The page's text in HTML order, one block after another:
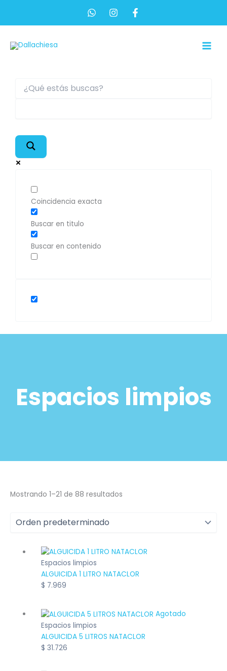
contenido
Coincidencia exacta
Buscar en titulo
Buscar en contenido
Espacios limpios
Mostrando 1–21 de 88 resultados
Espacios limpios
ALGUICIDA 1 LITRO NATACLOR
$ 7.969
Agotado
Espacios limpios
ALGUICIDA 5 LITROS NATACLOR
$ 31.726